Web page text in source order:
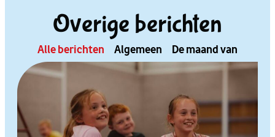
Overige berichten
Algemeen De maand van
Alle berichten